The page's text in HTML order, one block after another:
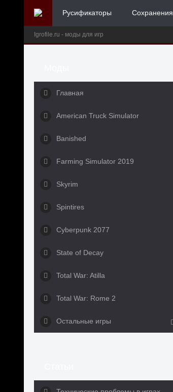
Русификаторы Сохранения
Igrofile.ru - моды для игр
Главная
American Truck Simulator
Banished
Farming Simulator 2019
Skyrim
Spintires
Cyberpunk 2077
State of Decay
Total War: Atilla
Total War: Rome 2
Остальные игры